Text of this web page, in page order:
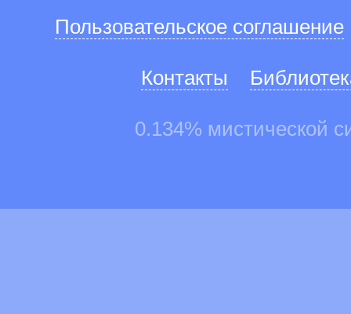
Пользовательское соглашение
Контакты
0.134% мистической